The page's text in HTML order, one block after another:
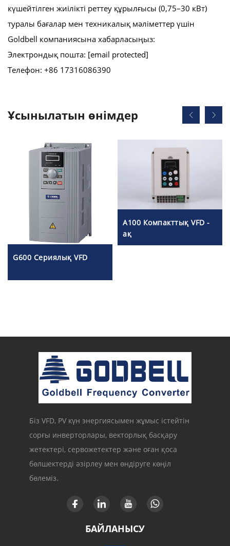
күшейтілген жиілікті реттеу құрылғысы (0,75–30 кВт)
туралы бағалар мен техникалық мәліметтер үшін
Goldbell компаниясына хабарласыңыз:
Электрондық пошта: [email protected]
Телефон: +86 17316086390
Ұсынылатын өнімдер
G600 Сериялық VFD
A100 Компакттық VFD -
ақ
Біз VFD, PV күн энергиясымен жұмыс істейтін
сорғы инверторлары, векторлық басқару
жетектері, сервожетектер және оған қоса
бөлшектерді әзірлеу мен өндіруге көңіл
бөлеміз.
БАЙЛАНЫСУ